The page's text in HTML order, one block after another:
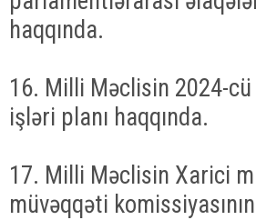
haqqında.
16. Milli Məclisin 2024-cü
işləri planı haqqında.
17. Milli Məclisin Xarici
müvəqqəti